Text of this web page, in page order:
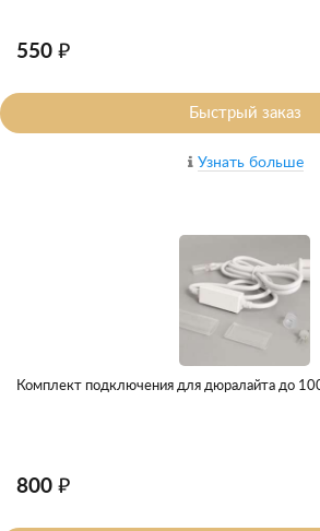
550 ₽
Быстрый заказ
Узнать больше
Комплект подключения для дюралайта до
800 ₽